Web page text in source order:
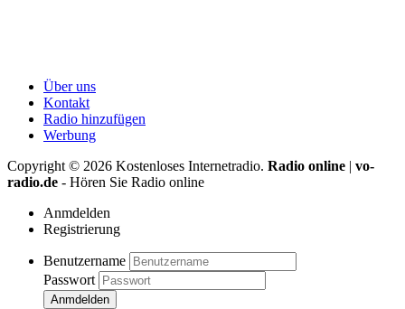
Über uns
Kontakt
Radio hinzufügen
Werbung
Copyright © 2026 Kostenloses Internetradio. Radio online | vo-
radio.de - Hören Sie Radio online
Anmdelden
Registrierung
Benutzername
Passwort
Anmdelden